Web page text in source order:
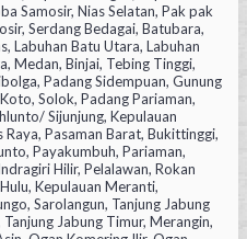
Samosir, Nias Selatan, Pak pak
Serdang Bedagai, Batubara,
Labuhan Batu Utara, Labuhan
Medan, Binjai, Tebing Tinggi,
Padang Sidempuan, Gunung
Solok, Padang Pariaman,
Sijunjung, Kepulauan
Pasaman Barat, Bukittinggi,
Payakumbuh, Pariaman,
Hilir, Pelalawan, Rokan
Kepulauan Meranti,
Sarolangun, Tanjung Jabung
Jabung Timur, Merangin,